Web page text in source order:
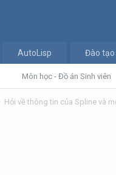
Môn học - Đồ án Sinh viên
AutoLisp Đào tạo
Hỏi về thông tin của Spline và